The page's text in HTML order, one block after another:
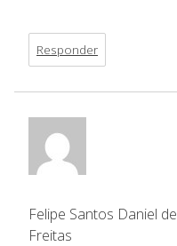
Responder
Felipe Santos Daniel de
Freitas